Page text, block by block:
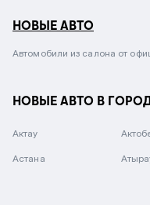
НОВЫЕ АВТО
Автомобили из салона от
НОВЫЕ АВТО В
Актау
Астана